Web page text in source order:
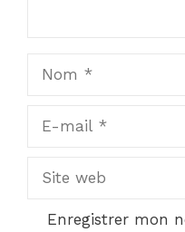
Site
Enregistrer mon